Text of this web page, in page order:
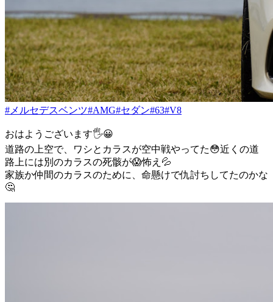
#メルセデスベンツ#AMG#セダン#63#V8
おはようございます🖐😀
道路の上空で、ワシとカラスが空中戦やってた😳近くの道
路上には別のカラスの死骸が😱怖え💦
家族か仲間のカラスのために、命懸けで仇討ちしてたのかな
🤔